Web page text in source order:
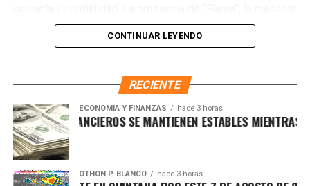
oficial de El Calor de Cancún, añadió dinamismo a la
jornada con juegos, concursos y actividades que
involucraron especialmente a las niñas y los niños,
fortaleciendo el carácter familiar del evento.
CONTINUAR LEYENDO
RECIENTE
ECONOMÍA Y FINANZAS hace 3 horas
FINANCIEROS SE MANTIENEN ESTABLES MIENTRAS
OTHON P. BLANCO hace 3 horas